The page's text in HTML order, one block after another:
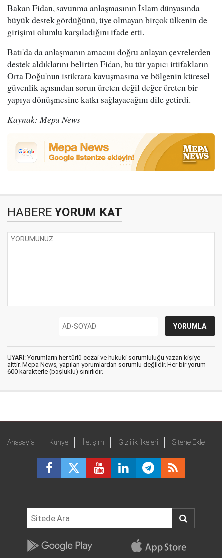
Bakan Fidan, savunma anlaşmasının İslam dünyasında
büyük destek gördüğünü, üye olmayan birçok ülkenin de
girişimi olumlu karşıladığını ifade etti.
Batı'da da anlaşmanın amacını doğru anlayan çevrelerden
destek aldıklarını belirten Fidan, bu tür yapıcı ittifakların
Orta Doğu'nun istikrara kavuşmasına ve bölgenin küresel
güvenlik açısından sorun üreten değil değer üreten bir
yapıya dönüşmesine katkı sağlayacağını dile getirdi.
Kaynak: Mepa News
HABERE YORUM KAT
UYARI: Yorumların her türlü cezai ve hukuki sorumluluğu yazan kişiye
aittir. Mepa News, yapılan yorumlardan sorumlu değildir. Her bir yorum
600 karakterle (boşluklu) sınırlıdır.
Anasayfa Künye İletişim Gizlilik İlkeleri Sitene Ekle